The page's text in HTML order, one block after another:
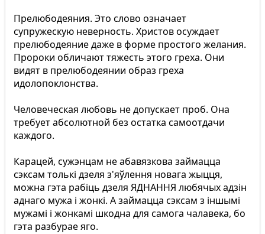
Прелюбодеяния. Это слово означает
супружескую неверность. Христов осуждает
прелюбодеяние даже в форме простого желания.
Пророки обличают тяжесть этого греха. Они
видят в прелюбодеянии образ греха
идолопоклонства.
Человеческая любовь не допускает проб. Она
требует абсолютной без остатка самоотдачи
каждого.
Карацей, сужэнцам не абавязкова займацца
сэксам толькі дзеля з'яўлення новага жыцця,
можна гэта рабіць дзеля ЯДНАННЯ любячых адзін
аднаго мужа і жонкі. А займацца сэксам з іншымі
мужамі і жонкамі шкодна для самога чалавека, бо
гэта разбурае яго.